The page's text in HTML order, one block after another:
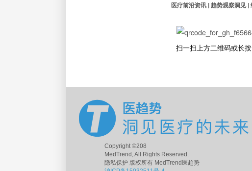
医疗前沿资讯 | 趋势观察洞见
扫一扫上方二维码或长
Copyright ©208
MedTrend, All Rights Reserved.
隐私保护 版权所有 MedTrend医趋势